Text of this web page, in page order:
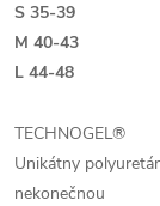
S 35-39
M 40-43
L 44-48
TECHNOGEL®
Unikátny
nekonečnou